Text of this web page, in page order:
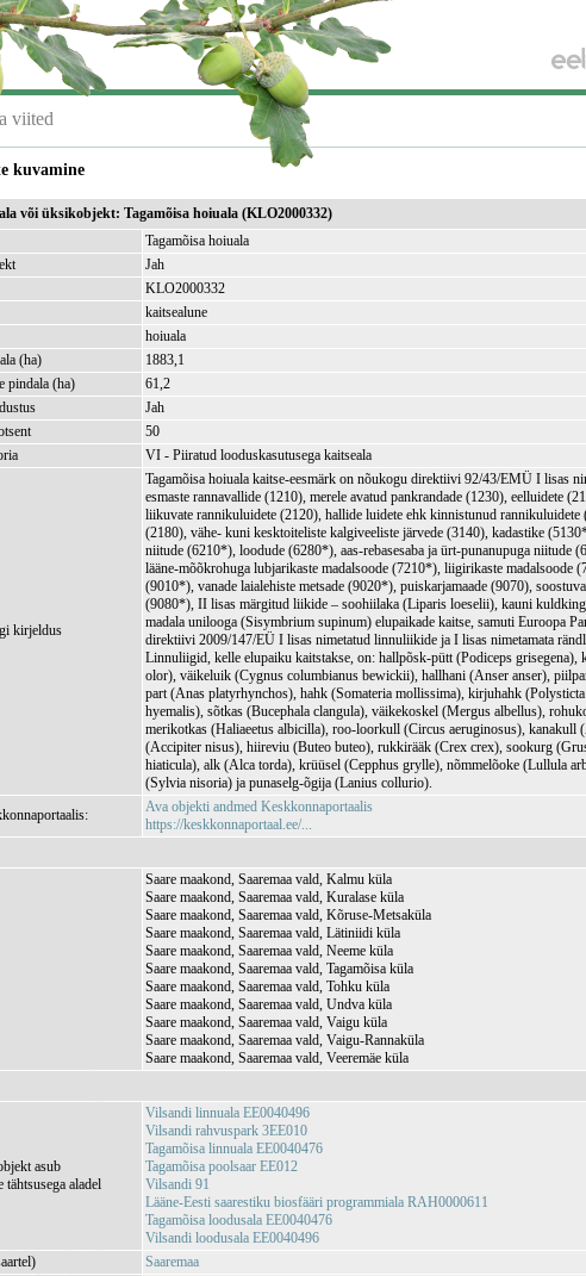
viited
kuvamine
või üksikobjekt: Tagamõisa hoiuala (KLO2000332)
Tagamõisa hoiuala
Jah
KLO2000332
kaitsealune
hoiuala
(ha)
1883,1
pindala (ha)
61,2
Jah
50
VI - Piiratud looduskasutusega kaitseala
kirjeldus
Tagamõisa hoiuala kaitse-eesmärk on nõukogu direktiivi 92/43/EMÜ I lisas
esmaste rannavallide (1210), merele avatud pankrandade (1230), eelluidete
liikuvate rannikuluidete (2120), hallide luidete ehk kinnistunud rannikuluidete
(2180), vähe- kuni kesktoiteliste kalgiveeliste järvede (3140), kadastike
niitude (6210*), loodude (6280*), aas-rebasesaba ja ürt-punanupuga niitude
lääne-mõõkrohuga lubjarikaste madalsoode (7210*), liigirikaste madalsoode
(9010*), vanade laialehiste metsade (9020*), puiskarjamaade (9070),
(9080*), II lisas märgitud liikide – soohiilaka (Liparis loeselii), kauni
madala unilooga (Sisymbrium supinum) elupaikade kaitse, samuti Euroopa
direktiivi 2009/147/EÜ I lisas nimetatud linnuliikide ja I lisas nimetamata
Linnuliigid, kelle elupaiku kaitstakse, on: hallpõsk-pütt (Podiceps
olor), väikeluik (Cygnus columbianus bewickii), hallhani (Anser anser),
part (Anas platyrhynchos), hahk (Somateria mollissima), kirjuhahk
hyemalis), sõtkas (Bucephala clangula), väikekoskel (Mergus albellus),
merikotkas (Haliaeetus albicilla), roo-loorkull (Circus aeruginosus), kanakull
(Accipiter nisus), hiireviu (Buteo buteo), rukkirääk (Crex crex), sookurg
hiaticula), alk (Alca torda), krüüsel (Cepphus grylle), nõmmelõoke (Lullula
(Sylvia nisoria) ja punaselg-õgija (Lanius collurio).
Ava objekti andmed Keskkonnaportaalis
https://keskkonnaportaal.ee/...
Saare maakond, Saaremaa vald, Kalmu küla
Saare maakond, Saaremaa vald, Kuralase küla
Saare maakond, Saaremaa vald, Kõruse-Metsaküla
Saare maakond, Saaremaa vald, Lätiniidi küla
Saare maakond, Saaremaa vald, Neeme küla
Saare maakond, Saaremaa vald, Tagamõisa küla
Saare maakond, Saaremaa vald, Tohku küla
Saare maakond, Saaremaa vald, Undva küla
Saare maakond, Saaremaa vald, Vaigu küla
Saare maakond, Saaremaa vald, Vaigu-Rannaküla
Saare maakond, Saaremaa vald, Veeremäe küla
asub
tähtsusega aladel
Vilsandi linnuala EE0040496
Vilsandi rahvuspark 3EE010
Tagamõisa linnuala EE0040476
Tagamõisa poolsaar EE012
Vilsandi 91
Lääne-Eesti saarestiku biosfääri programmiala RAH0000611
Tagamõisa loodusala EE0040476
Vilsandi loodusala EE0040496
Saaremaa